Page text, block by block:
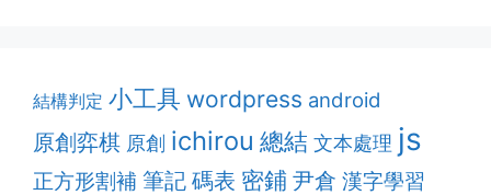
結構判定 小工具 wordpress android
原創弈棋 原創 ichirou 總結 文本處理 js
正方形割補 筆記 碼表 密鋪 尹倉 漢字學習